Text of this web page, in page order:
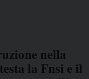
nella
la Fnsi e il